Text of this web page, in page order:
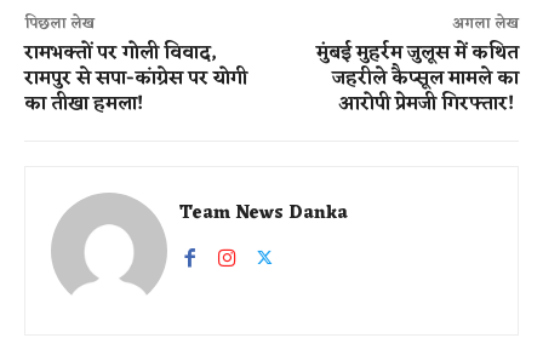
पिछला लेख
रामभक्तों पर गोली विवाद,
रामपुर से सपा-कांग्रेस पर योगी
का तीखा हमला!
अगला लेख
मुंबई मुहर्रम जुलूस में कथित
जहरीले कैप्सूल मामले का
आरोपी प्रेमजी गिरफ्तार!
Team News Danka